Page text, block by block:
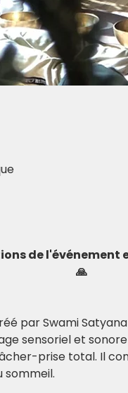
de
🙏
par Swami
sensoriel et
prise total. Il
sommeil.